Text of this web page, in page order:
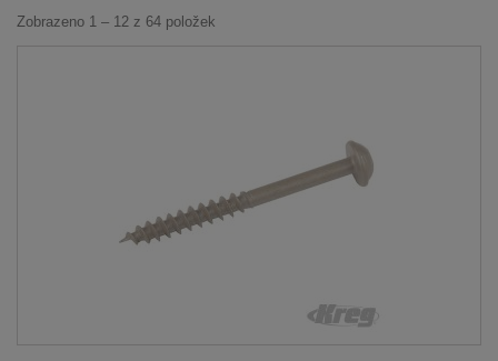
Zobrazeno 1 – 12 z 64 položek